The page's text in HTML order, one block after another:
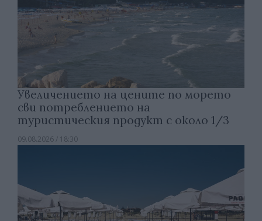
Увеличението на цените по морето
сви потреблението на
туристическия продукт с около 1/3
09.08.2026 / 18:30